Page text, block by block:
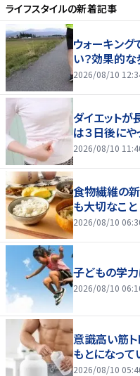
ライフスタイルの新着記事
ウォーキン
い？効果的
2026/08/10
ダイエット
は３日後にや
2026/08/10
食物繊維の新
も大切なこと
2026/08/10
子どもの学力
2026/08/10
意識高い筋
もとになって
2026/08/10